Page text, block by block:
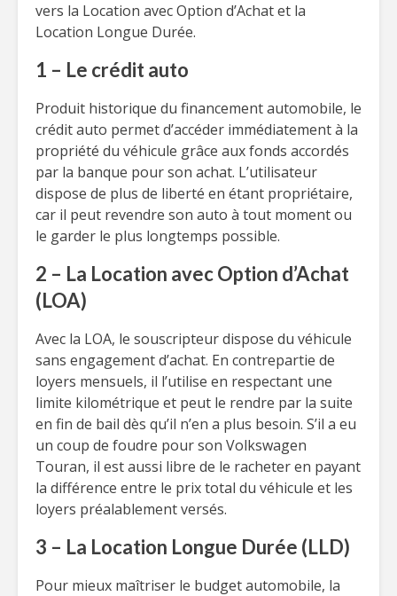
vers la Location avec Option d’Achat et la
Location Longue Durée.
1 – Le crédit auto
Produit historique du financement automobile, le
crédit auto permet d’accéder immédiatement à la
propriété du véhicule grâce aux fonds accordés
par la banque pour son achat. L’utilisateur
dispose de plus de liberté en étant propriétaire,
car il peut revendre son auto à tout moment ou
le garder le plus longtemps possible.
2 – La Location avec Option d’Achat
(LOA)
Avec la LOA, le souscripteur dispose du véhicule
sans engagement d’achat. En contrepartie de
loyers mensuels, il l’utilise en respectant une
limite kilométrique et peut le rendre par la suite
en fin de bail dès qu’il n’en a plus besoin. S’il a eu
un coup de foudre pour son Volkswagen
Touran, il est aussi libre de le racheter en payant
la différence entre le prix total du véhicule et les
loyers préalablement versés.
3 – La Location Longue Durée (LLD)
Pour mieux maîtriser le budget automobile, la